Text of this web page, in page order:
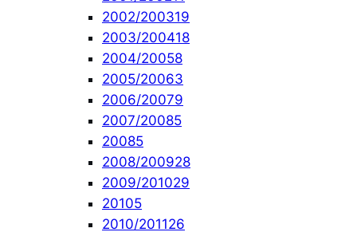
2002/200319
2003/200418
2004/20058
2005/20063
2006/20079
2007/20085
20085
2008/200928
2009/201029
20105
2010/201126